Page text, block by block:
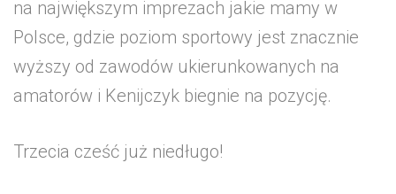
na największym imprezach jakie mamy w
Polsce, gdzie poziom sportowy jest znacznie
wyższy od zawodów ukierunkowanych na
amatorów i Kenijczyk biegnie na pozycję.
Trzecia cześć już niedługo!